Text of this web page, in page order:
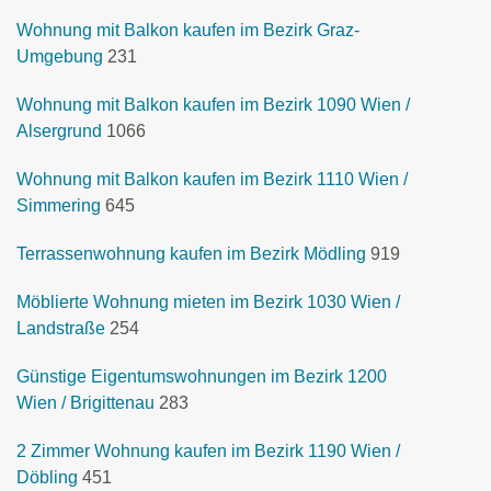
Wohnung mit Balkon kaufen im Bezirk Graz-
Umgebung 231
Wohnung mit Balkon kaufen im Bezirk 1090 Wien /
Alsergrund 1066
Wohnung mit Balkon kaufen im Bezirk 1110 Wien /
Simmering 645
Terrassenwohnung kaufen im Bezirk Mödling 919
Möblierte Wohnung mieten im Bezirk 1030 Wien /
Landstraße 254
Günstige Eigentumswohnungen im Bezirk 1200
Wien / Brigittenau 283
2 Zimmer Wohnung kaufen im Bezirk 1190 Wien /
Döbling 451